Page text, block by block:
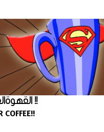
القهوةالفائقه !!
COFFEE!!